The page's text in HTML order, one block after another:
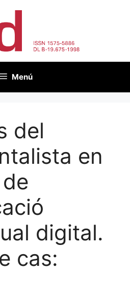
Menú
del
en
digital.
cas: